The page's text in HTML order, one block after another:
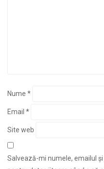
Nume *
Email *
Site web
Salvează-mi numele, emailul